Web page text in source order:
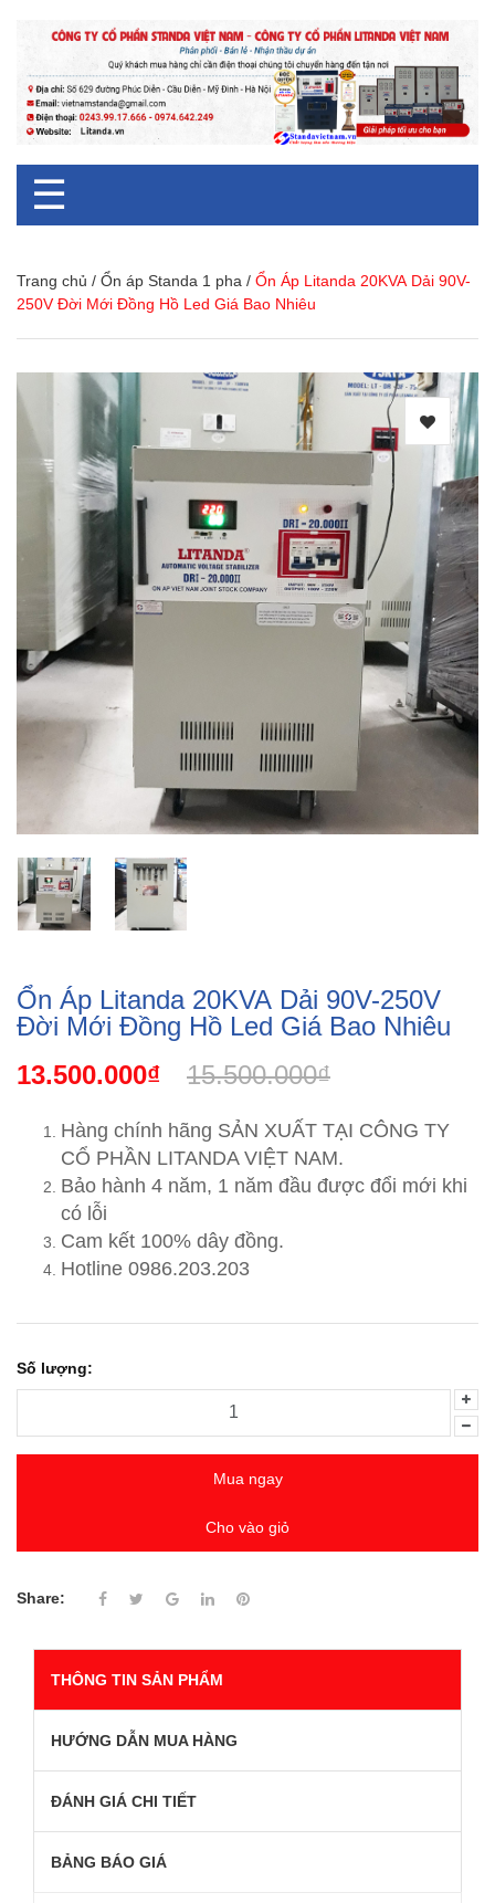
☰
Trang chủ / Ổn áp Standa 1 pha / Ổn Áp Litanda 20KVA Dải 90V-
250V Đời Mới Đồng Hồ Led Giá Bao Nhiêu
Ổn Áp Litanda 20KVA Dải 90V-250V
Đời Mới Đồng Hồ Led Giá Bao Nhiêu
13.500.000₫
15.500.000₫
Hàng chính hãng SẢN XUẤT TẠI CÔNG TY
CỔ PHẦN LITANDA VIỆT NAM.
Bảo hành 4 năm, 1 năm đầu được đổi mới khi
có lỗi
Cam kết 100% dây đồng.
Hotline 0986.203.203
Số lượng:
Mua ngay
Cho vào giỏ
Share:
THÔNG TIN SẢN PHẨM
HƯỚNG DẪN MUA HÀNG
ĐÁNH GIÁ CHI TIẾT
BẢNG BÁO GIÁ